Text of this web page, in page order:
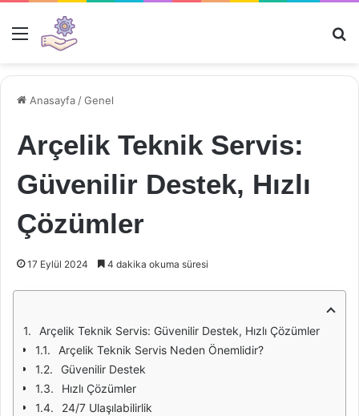
Menü
Anasayfa /Genel
Arçelik Teknik Servis:
Güvenilir Destek, Hızlı
Çözümler
17 Eylül 2024 4 dakika okuma süresi
Arçelik Teknik Servis: Güvenilir Destek, Hızlı Çözümler
Arçelik Teknik Servis Neden Önemlidir?
Güvenilir Destek
Hızlı Çözümler
24/7 Ulaşılabilirlik